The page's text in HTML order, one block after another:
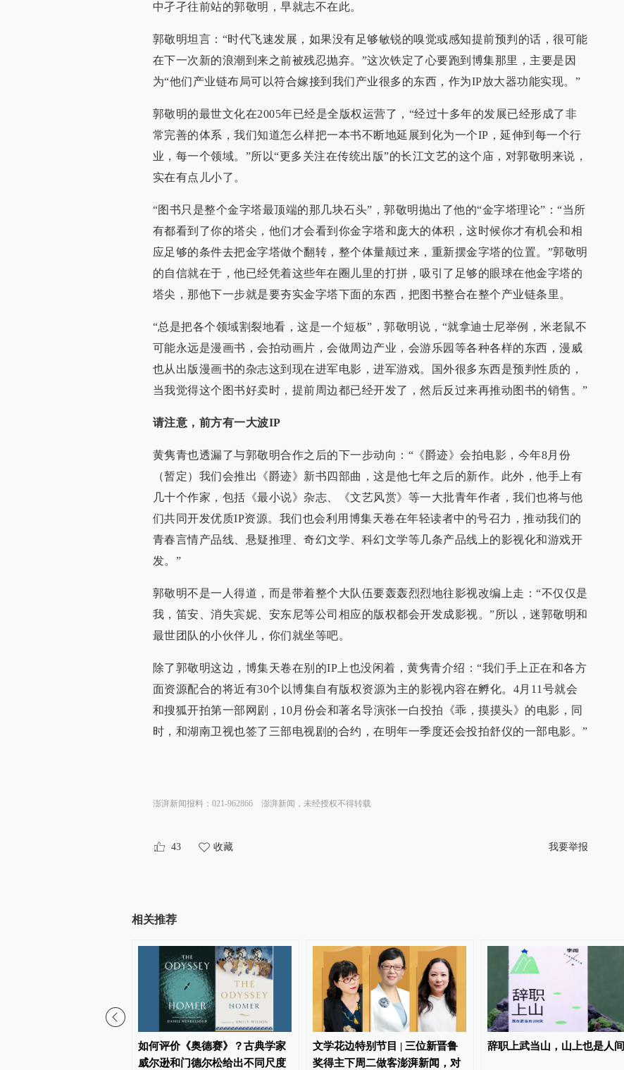
中孑孑往前站的郭敬明，早就志不在此。
郭敬明坦言：“时代飞速发展，如果没有足够敏锐的嗅觉或感知提前预判的话，很可能
在下一次新的浪潮到来之前被残忍抛弃。”这次铁定了心要跑到博集那里，主要是因
为“他们产业链布局可以符合嫁接到我们产业很多的东西，作为IP放大器功能实现。”
郭敬明的最世文化在2005年已经是全版权运营了，“经过十多年的发展已经形成了非
常完善的体系，我们知道怎么样把一本书不断地延展到化为一个IP，延伸到每一个行
业，每一个领域。”所以“更多关注在传统出版”的长江文艺的这个庙，对郭敬明来说，
实在有点儿小了。
“图书只是整个金字塔最顶端的那几块石头”，郭敬明抛出了他的“金字塔理论”：“当所
有都看到了你的塔尖，他们才会看到你金字塔和庞大的体积，这时候你才有机会和相
应足够的条件去把金字塔做个翻转，整个体量颠过来，重新摆金字塔的位置。”郭敬明
的自信就在于，他已经凭着这些年在圈儿里的打拼，吸引了足够的眼球在他金字塔的
塔尖，那他下一步就是要夯实金字塔下面的东西，把图书整合在整个产业链条里。
“总是把各个领域割裂地看，这是一个短板”，郭敬明说，“就拿迪士尼举例，米老鼠不
可能永远是漫画书，会拍动画片，会做周边产业，会游乐园等各种各样的东西，漫威
也从出版漫画书的杂志这到现在进军电影，进军游戏。国外很多东西是预判性质的，
当我觉得这个图书好卖时，提前周边都已经开发了，然后反过来再推动图书的销售。”
请注意，前方有一大波IP
黄隽青也透漏了与郭敬明合作之后的下一步动向：“《爵迹》会拍电影，今年8月份
（暂定）我们会推出《爵迹》新书四部曲，这是他七年之后的新作。此外，他手上有
几十个作家，包括《最小说》杂志、《文艺风赏》等一大批青年作者，我们也将与他
们共同开发优质IP资源。我们也会利用博集天卷在年轻读者中的号召力，推动我们的
青春言情产品线、悬疑推理、奇幻文学、科幻文学等几条产品线上的影视化和游戏开
发。”
郭敬明不是一人得道，而是带着整个大队伍要轰轰烈烈地往影视改编上走：“不仅仅是
我，笛安、消失宾妮、安东尼等公司相应的版权都会开发成影视。”所以，迷郭敬明和
最世团队的小伙伴儿，你们就坐等吧。
除了郭敬明这边，博集天卷在别的IP上也没闲着，黄隽青介绍：“我们手上正在和各方
面资源配合的将近有30个以博集自有版权资源为主的影视内容在孵化。4月11号就会
和搜狐开拍第一部网剧，10月份会和著名导演张一白投拍《乖，摸摸头》的电影，同
时，和湖南卫视也签了三部电视剧的合约，在明年一季度还会投拍舒仪的一部电影。”
澎湃新闻报料：021-962866 澎湃新闻，未经授权不得转载
43 收藏 我要举报
相关推荐
如何评价《奥德赛》？古典学家
威尔逊和门德尔松给出不同尺度
文学花边特别节目 | 三位新晋鲁
奖得主下周二做客澎湃新闻，对
辞职上武当山，山上也是人间